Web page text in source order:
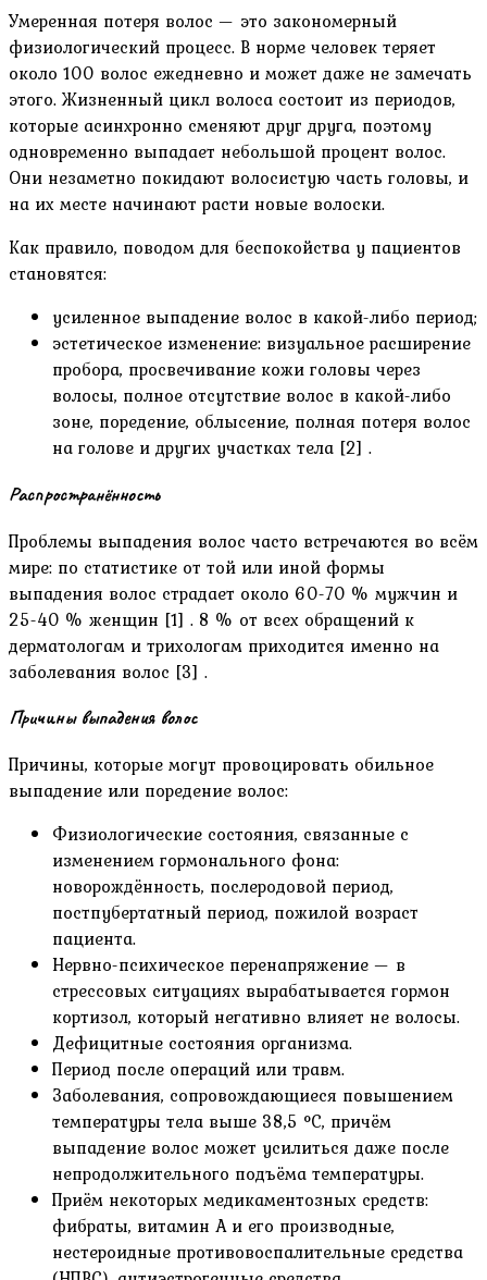
Умеренная потеря волос — это закономерный
физиологический процесс. В норме человек теряет
около 100 волос ежедневно и может даже не замечать
этого. Жизненный цикл волоса состоит из периодов,
которые асинхронно сменяют друг друга, поэтому
одновременно выпадает небольшой процент волос.
Они незаметно покидают волосистую часть головы, и
на их месте начинают расти новые волоски.
Как правило, поводом для беспокойства у пациентов
становятся:
усиленное выпадение волос в какой-либо период;
эстетическое изменение: визуальное расширение
пробора, просвечивание кожи головы через
волосы, полное отсутствие волос в какой-либо
зоне, поредение, облысение, полная потеря волос
на голове и других участках тела [2] .
Распространённость
Проблемы выпадения волос часто встречаются во всём
мире: по статистике от той или иной формы
выпадения волос страдает около 60-70 % мужчин и
25-40 % женщин [1] . 8 % от всех обращений к
дерматологам и трихологам приходится именно на
заболевания волос [3] .
Причины выпадения волос
Причины, которые могут провоцировать обильное
выпадение или поредение волос:
Физиологические состояния, связанные с
изменением гормонального фона:
новорождённость, послеродовой период,
постпубертатный период, пожилой возраст
пациента.
Нервно-психическое перенапряжение — в
стрессовых ситуациях вырабатывается гормон
кортизол, который негативно влияет не волосы.
Дефицитные состояния организма.
Период после операций или травм.
Заболевания, сопровождающиеся повышением
температуры тела выше 38,5 °C, причём
выпадение волос может усилиться даже после
непродолжительного подъёма температуры.
Приём некоторых медикаментозных средств:
фибраты, витамин А и его производные,
нестероидные противовоспалительные средства